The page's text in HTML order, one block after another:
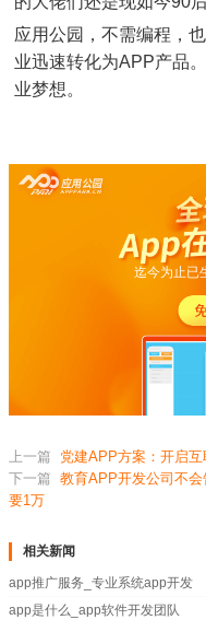
应用公园，不需编程，
业迅速转化为APP产品
业梦想。
迄今为止已
上一篇
党建APP方案：开启
下一篇 教育APP开发公司不
要1万
相关新闻
app推广服务_专业系统app开发
app是什么_app软件开发团队